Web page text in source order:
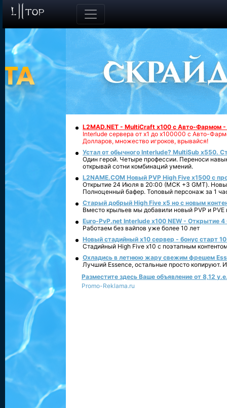
L2MAD.NET - MultiCraft x100 с Авто-Фармом
Interlude сервера от х1 до х100000 с Авто-
Долларов, множество игроков, врывайся!
Устал от обычного Interlude? MultiSub x550.
Один герой. Четыре профессии. Переноси
открывай сотни комбинаций умений.
L2NAME.COM Новый PVP High Five x1500 с
Открытие 24 Июля в 20:00 (МСК +3 GMT).
Полноценный бафер. Топовый персонаж за 1
Старый добрый High Five x5 но с новым
Вместо крыльев мы добавили новый PVP и PVE
Euro-PvP.net Interlude х100 NEW - Открытие 4
Работаем без вайпов уже более 10 лет
Новый стадийный х10 сервер - бонус старт
Стадийный High Five x10 с поэтапным
Охладись в летнюю жару свежим фрешем
Лучший Essence, остальные просто копируют.
Разместите здесь Ваше объявление от 8,12
Promo-Reklama.ru